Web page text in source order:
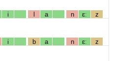
i l a n ɛː z
i b a n ɛː z